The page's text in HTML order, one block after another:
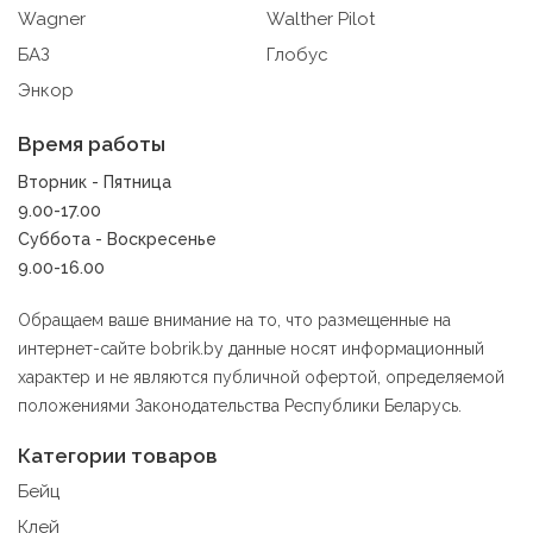
Wagner
Walther Pilot
БАЗ
Глобус
Энкор
Время работы
Вторник - Пятница
9.00-17.00
Суббота - Воскресенье
9.00-16.00
Обращаем ваше внимание на то, что размещенные на
интернет-сайте bobrik.by данные носят информационный
характер и не являются публичной офертой, определяемой
положениями Законодательства Республики Беларусь.
Категории товаров
Бейц
Клей
9.3. Файлы cookie предпочтений, например, для
настройки контента. Данные файлы cookie собирают
предпочтениях и позволяют Обществу «запомнить»
других местных настройках для того, чтобы
соответствующим образом настраивать сайт.
9.4. Аналитические файлы cookie, например
Яндекс.Метрика, Google Analytics. Данные файлы
cookie собирают информацию о том, как пользователь
них улучшения.
Аналитические файлы cookie показывают, какие
страницы сайта посещаются чаще всего, помогают
выявлять трудности, возникающие при использовании
рекламы. Благодаря этому у есть возможность
составить представление о тенденциях использования